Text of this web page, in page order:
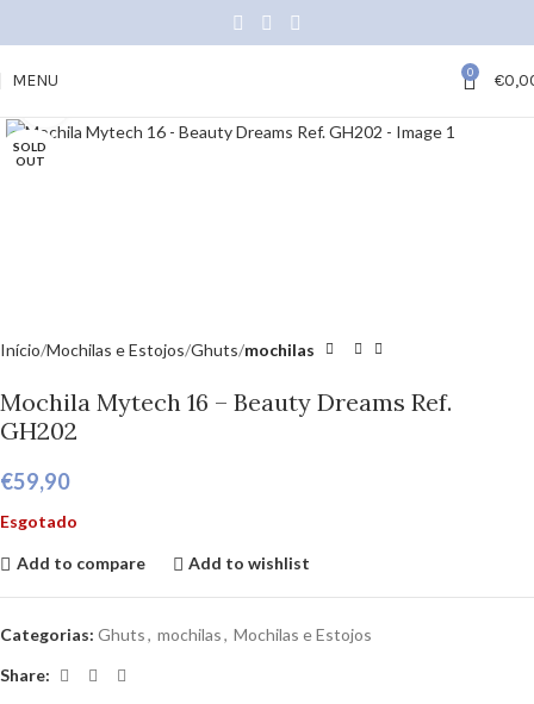
MENU 0 €
SOLD
OUT
Início Mochilas e Estojos Ghuts mochilas
Mochila Mytech 16 – Beauty Dreams Ref.
GH202
€59,90
Esgotado
Add to compare Add to wishlist
Categorias: Ghuts, mochilas, Mochilas e Estojos
Share: